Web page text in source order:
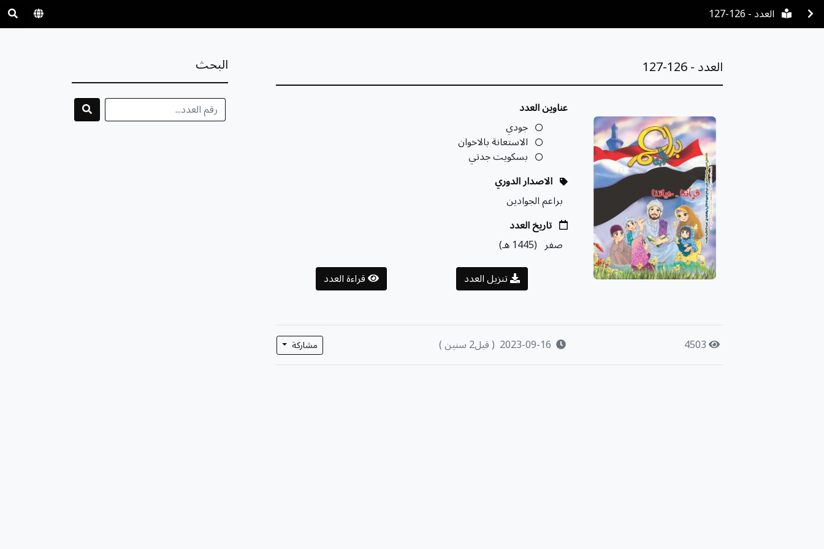
العدد - 126-127
العدد - 126-127
عناوين العدد
جودي
الاستعانة بالاخوان
بسكويت جدتي
الاصدار الدوري
براعم الجوادين
تاريخ العدد
صفر (1445 هـ)
تنزيل العدد
قراءة العدد
4503
2023-09-16 ( قبل2 سنين ) مشاركة
البحث